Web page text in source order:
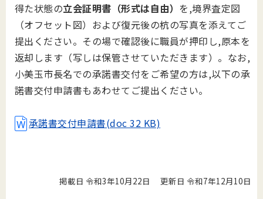
得た状態の立会証明書（形式は自由） を,境界査定図
（オフセット図）および復元後の杭の写真を添えてご
提出ください。その場で確認後に職員が押印し,原本を
返却します（写しは保管させていただきます）。なお,
小美玉市長名での承諾書交付をご希望の方は,以下の承
諾書交付申請書もあわせてご提出ください。
承諾書交付申請書(doc 32 KB)
掲載日 令和3年10月22日 更新日 令和7年12月10日